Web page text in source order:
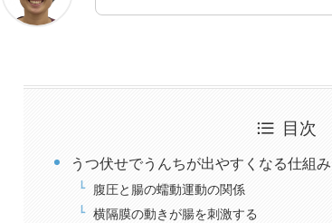
目次
うつ伏せでうんちが出やすくなる仕組み
腹圧と腸の蠕動運動の関係
横隔膜の動きが腸を刺激する